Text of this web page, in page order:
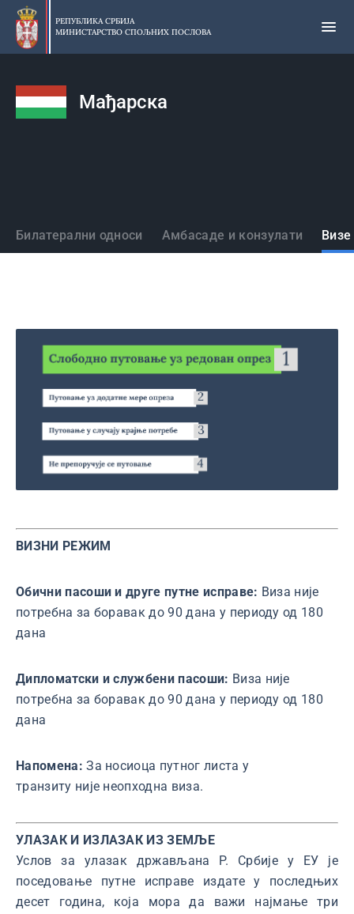
Прескочи
главни
део
РЕПУБЛИКА СРБИЈА
МИНИСТАРСТВО СПОЉНИХ ПОСЛОВА
Мађарска
Државе
Билатерални односи Амбасаде и конзулати
ВИЗНИ РЕЖИМ
Обични пасоши и друге путне исправе: Виза није
потребна за боравак до 90 дана у периоду од 180
дана
Дипломатски и службени пасоши: Виза није
потребна за боравак до 90 дана у периоду од 180
дана
Напомена:За носиоца путног листа у
транзиту није неопходна виза.
УЛАЗАК И ИЗЛАЗАК ИЗ ЗЕМЉЕ
Услов за улазак држављана Р. Србије у ЕУ је
поседовање путне исправе издате у последњих
десет година, која мора да важи најмање три